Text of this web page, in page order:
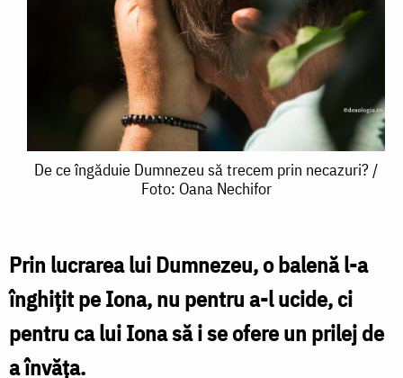
De
Dumnezeu
să
trecem
prin
De ce îngăduie Dumnezeu să trecem prin necazuri? /
Foto: Oana Nechifor
Prin lucrarea lui Dumnezeu, o balenă l-a
înghițit pe Iona, nu pentru a-l ucide, ci
pentru ca lui Iona să i se ofere un prilej de
a învăța.